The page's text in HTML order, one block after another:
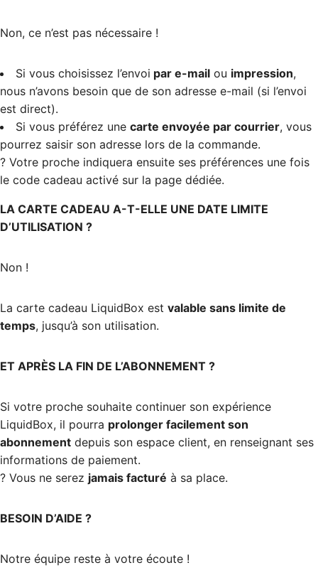
Non, ce n’est pas nécessaire !
Si vous choisissez l’envoi par e-mail ou impression,
nous n’avons besoin que de son adresse e-mail (si l’envoi
est direct).
Si vous préférez une carte envoyée par courrier, vous
pourrez saisir son adresse lors de la commande.
? Votre proche indiquera ensuite ses préférences une fois
le code cadeau activé sur la page dédiée.
LA CARTE CADEAU A-T-ELLE UNE DATE LIMITE
D’UTILISATION ?
Non !
La carte cadeau LiquidBox est valable sans limite de
temps, jusqu’à son utilisation.
ET APRÈS LA FIN DE L’ABONNEMENT ?
Si votre proche souhaite continuer son expérience
LiquidBox, il pourra prolonger facilement son
abonnement depuis son espace client, en renseignant ses
informations de paiement.
? Vous ne serez jamais facturé à sa place.
BESOIN D’AIDE ?
Notre équipe reste à votre écoute !